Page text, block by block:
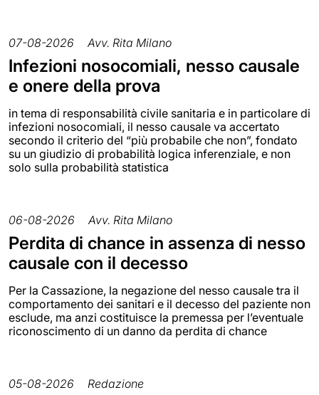
07-08-2026 Avv. Rita Milano
Infezioni nosocomiali, nesso causale
e onere della prova
in tema di responsabilità civile sanitaria e in particolare di
infezioni nosocomiali, il nesso causale va accertato
secondo il criterio del “più probabile che non”, fondato
su un giudizio di probabilità logica inferenziale, e non
solo sulla probabilità statistica
06-08-2026 Avv. Rita Milano
Perdita di chance in assenza di nesso
causale con il decesso
Per la Cassazione, la negazione del nesso causale tra il
comportamento dei sanitari e il decesso del paziente non
esclude, ma anzi costituisce la premessa per l’eventuale
riconoscimento di un danno da perdita di chance
05-08-2026 Redazione